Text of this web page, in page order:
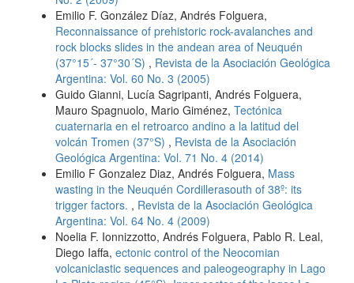
Emilio F. González Díaz, Andrés Folguera,
Reconnaissance of prehistoric rock-avalanches and
rock blocks slides in the andean area of Neuquén
(37°15´- 37°30´S) , Revista de la Asociación Geológica
Argentina: Vol. 60 No. 3 (2005)
Guido Gianni, Lucía Sagripanti, Andrés Folguera,
Mauro Spagnuolo, Mario Giménez, Tectónica
cuaternaria en el retroarco andino a la latitud del
volcán Tromen (37°S) , Revista de la Asociación
Geológica Argentina: Vol. 71 No. 4 (2014)
Emilio F Gonzalez Diaz, Andrés Folguera, Mass
wasting in the Neuquén Cordillerasouth of 38º: its
trigger factors. , Revista de la Asociación Geológica
Argentina: Vol. 64 No. 4 (2009)
Noelia F. Ionnizzotto, Andrés Folguera, Pablo R. Leal,
Diego Iaffa, ectonic control of the Neocomian
volcaniclastic sequences and paleogeography in Lago